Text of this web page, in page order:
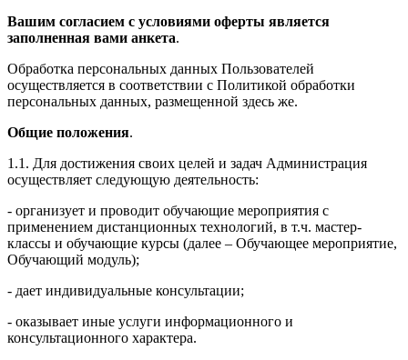
Вашим согласием с условиями оферты является
заполненная вами анкета.
Обработка персональных данных Пользователей
осуществляется в соответствии с Политикой обработки
персональных данных, размещенной здесь же.
Общие положения.
1.1. Для достижения своих целей и задач Администрация
осуществляет следующую деятельность:
- организует и проводит обучающие мероприятия с
применением дистанционных технологий, в т.ч. мастер-
классы и обучающие курсы (далее – Обучающее мероприятие,
Обучающий модуль);
- дает индивидуальные консультации;
- оказывает иные услуги информационного и
консультационного характера.